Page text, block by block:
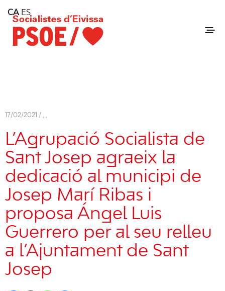
Consell Insular d'Eivissa
Services
Contact
17/02/2021 / , ,
L’Agrupació Socialista de
Sant Josep agraeix la
dedicació al municipi de
Josep Marí Ribas i
proposa Ángel Luis
Guerrero per al seu relleu
a l’Ajuntament de Sant
Josep
CA ES